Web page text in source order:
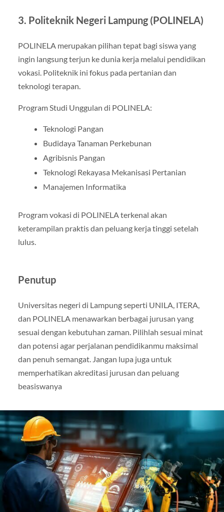
3. Politeknik Negeri Lampung (POLINELA)
POLINELA merupakan pilihan tepat bagi siswa yang
ingin langsung terjun ke dunia kerja melalui pendidikan
vokasi. Politeknik ini fokus pada pertanian dan
teknologi terapan.
Program Studi Unggulan di POLINELA:
Teknologi Pangan
Budidaya Tanaman Perkebunan
Agribisnis Pangan
Teknologi Rekayasa Mekanisasi Pertanian
Manajemen Informatika
Program vokasi di POLINELA terkenal akan
keterampilan praktis dan peluang kerja tinggi setelah
lulus.
Penutup
Universitas negeri di Lampung seperti UNILA, ITERA,
dan POLINELA menawarkan berbagai jurusan yang
sesuai dengan kebutuhan zaman. Pilihlah sesuai minat
dan potensi agar perjalanan pendidikanmu maksimal
dan penuh semangat. Jangan lupa juga untuk
memperhatikan akreditasi jurusan dan peluang
beasiswanya